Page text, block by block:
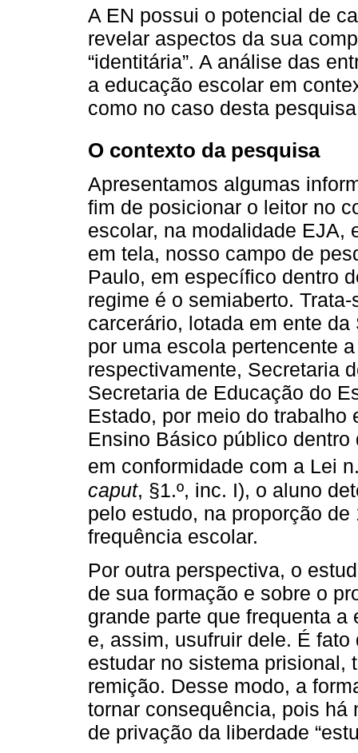
A EN possui o potencial de
revelar aspectos da sua
“identitária”. A análise das
a educação escolar em
como no caso desta
O contexto da pesquisa
Apresentamos algumas
fim de posicionar o leitor no
escolar, na modalidade EJA,
em tela, nosso campo de
Paulo, em específico dentro
regime é o semiaberto.
carcerário, lotada em ente
por uma escola pertencente
respectivamente, Secretaria
Secretaria de Educação do
Estado, por meio do
Ensino Básico público
em conformidade com a Lei
caput, §1.º, inc. I), o aluno
pelo estudo, na proporção
frequência escolar.
Por outra perspectiva, o
de sua formação e sobre o
grande parte que frequenta
e, assim, usufruir dele. É
estudar no sistema prisional,
remição. Desse modo, a
tornar consequência, pois
de privação da liberdade